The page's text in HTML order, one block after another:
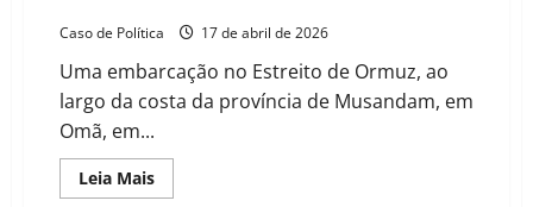
força
a
fechar
novamente
de
Ormuz
Caso de Política 17 de abril de 2026
Uma embarcação no Estreito de Ormuz, ao
largo da costa da província de Musandam, em
Omã, em...
Leia MaisRead
more